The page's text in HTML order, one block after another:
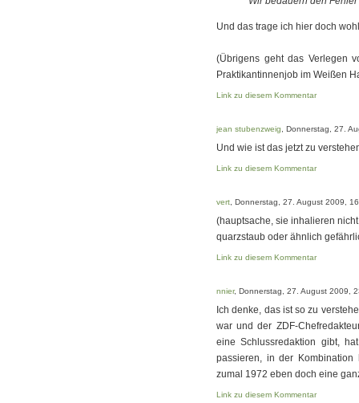
Und das trage ich hier doch
(Übrigens geht das Verlegen
Praktikantinnenjob im Weißen
Link zu diesem Kommentar
jean stubenzweig , Donnerstag, 27.
Und wie ist das jetzt zu
Link zu diesem Kommentar
vert , Donnerstag, 27. August 2009,
(hauptsache, sie inhalieren
quarzstaub oder ähnlich
Link zu diesem Kommentar
nnier, Donnerstag, 27. August 2009,
Ich denke, das ist so zu
war und der ZDF-
eine Schlussredaktion gibt,
passieren, in der
zumal 1972 eben doch eine
Link zu diesem Kommentar